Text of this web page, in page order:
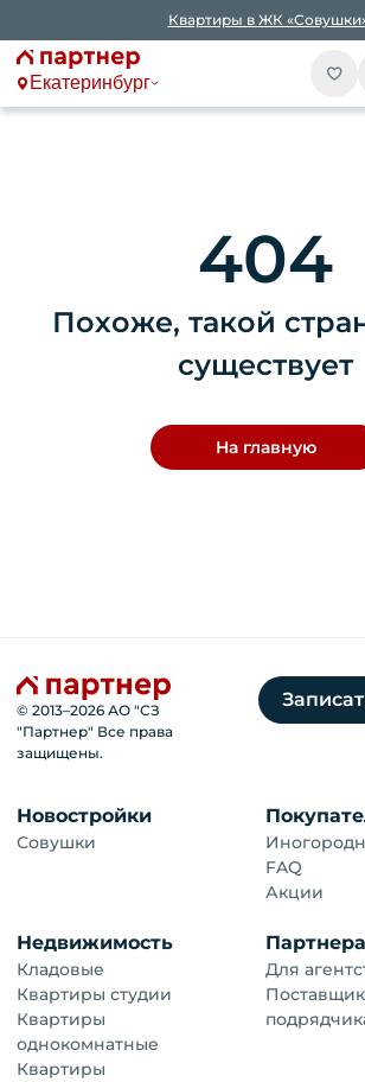
Квартиры в ЖК
Екатеринбург
404
Похоже, такой
существует
На главную
© 2013–2026 АО "СЗ
"Партнер" Все права
защищены.
Новостройки
Совушки
FAQ
Акции
Недвижимость
Кладовые
Квартиры студии
Квартиры
однокомнатные
Квартиры
Для